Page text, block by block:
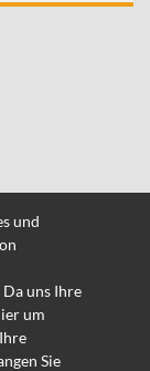
und
uns Ihre
um
Sie